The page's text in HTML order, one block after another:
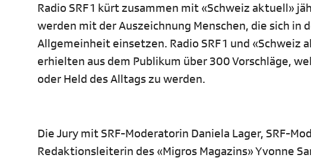
Radio SRF 1 kürt zusammen mit «Schweiz aktuell»
werden mit der Auszeichnung Menschen, die sich
Allgemeinheit einsetzen. Radio SRF 1 und
erhielten aus dem Publikum über 300 Vorschläge,
oder Held des Alltags zu werden.
Die Jury mit SRF-Moderatorin Daniela Lager, SRF-
Redaktionsleiterin des «Migros Magazins» Yvonne